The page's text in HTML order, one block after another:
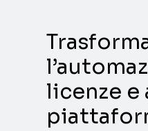
licenze e